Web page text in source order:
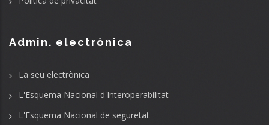
Admin. electrònica
La seu electrònica
L'Esquema Nacional d'Interoperabilitat
L'Esquema Nacional de seguretat